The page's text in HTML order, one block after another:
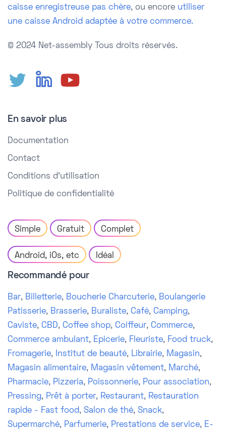
caisse enregistreuse pas chère, ou encore utiliser
une caisse Android adaptée à votre commerce.
© 2024 Net-assembly Tous droits réservés.
En savoir plus
Documentation
Contact
Conditions d'utilisation
Politique de confidentialité
Simple Gratuit Complet
Android, iOs, etc Idéal
Recommandé pour
Bar, Billetterie, Boucherie Charcuterie, Boulangerie
Patisserie, Brasserie, Buraliste, Café, Camping,
Caviste, CBD, Coffee shop, Coiffeur, Commerce,
Commerce ambulant, Epicerie, Fleuriste, Food truck,
Fromagerie, Institut de beauté, Librairie, Magasin,
Magasin alimentaire, Magasin vêtement, Marché,
Pharmacie, Pizzeria, Poissonnerie, Pour association,
Pressing, Prêt à porter, Restaurant, Restauration
rapide - Fast food, Salon de thé, Snack,
Supermarché, Parfumerie, Prestations de service, E-